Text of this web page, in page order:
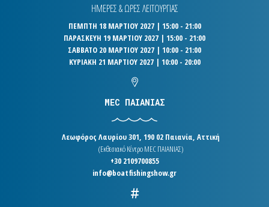
ΗΜΕΡΕΣ & ΩΡΕΣ ΛΕΙΤΟΥΡΓΙΑΣ
ΠΕΜΠΤΗ 18 ΜΑΡΤΙΟΥ 2027 | 15:00 - 21:00
ΠΑΡΑΣΚΕΥΗ 19 ΜΑΡΤΙΟΥ 2027 | 15:00 - 21:00
ΣΑΒΒΑΤΟ 20 ΜΑΡΤΙΟΥ 2027 | 10:00 - 21:00
ΚΥΡΙΑΚΗ 21 ΜΑΡΤΙΟΥ 2027 | 10:00 - 20:00
MEC ΠΑΙΑΝΙΑΣ
Λεωφόρος Λαυρίου 301, 190 02 Παιανία, Αττική
(Εκθεσιακό Κέντρο MEC ΠΑΙΑΝΙΑΣ)
+30 2109700855
info@boatfishingshow.gr